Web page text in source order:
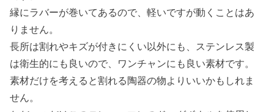
縁にラバーが巻いてあるので、軽いですが動くことはあ
りません。
長所は割れやキズが付きにくい以外にも、ステンレス製
は衛生的にも良いので、ワンチャンにも良い素材です。
素材だけを考えると割れる陶器の物よりいいかもしれま
せん。